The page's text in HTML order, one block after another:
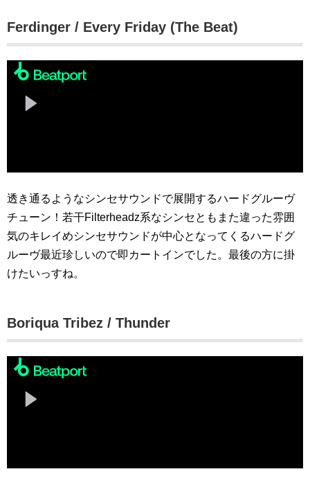
Ferdinger / Every Friday (The Beat)
透き通るようなシンセサウンドで展開するハードグルーヴ
チューン！若干Filterheadz系なシンセともまた違った雰囲
気のキレイめシンセサウンドが中心となってくるハードグ
ルーヴ最近珍しいので即カートインでした。最後の方に掛
けたいっすね。
Boriqua Tribez / Thunder